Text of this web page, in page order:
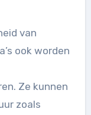
van
ook worden
Ze kunnen
zoals